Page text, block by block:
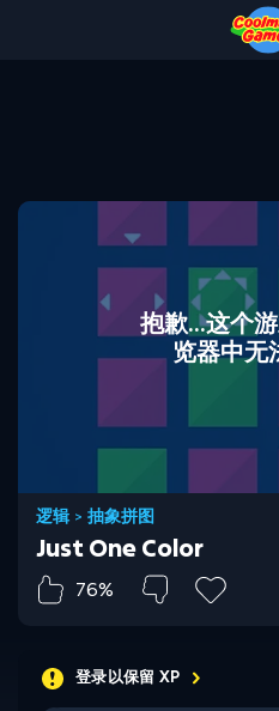
抱歉...这个
览器中无
逻辑 > 抽象拼图
Just One Color
76%
登录以保留 XP